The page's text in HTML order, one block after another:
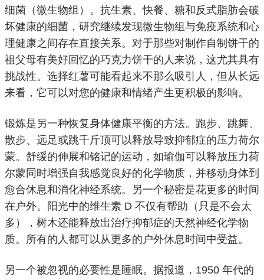
细菌（微生物组）。 抗生素、快餐、糖和反式脂肪会破
坏健康的细菌，研究继续发现微生物组与免疫系统和心
理健康之间存在直接关系。 对于那些对制作自制饼干的
祖父母有美好回忆的巧克力饼干的人来说，这尤其具有
挑战性。 选择红薯可能看起来不那么吸引人，但从长远
来看，它可以对您的健康和情绪产生更积极的影响。
锻炼是另一种恢复身体健康平衡的方法。 跑步、跳舞、
散步、远足或跳千斤顶可以释放导致抑郁症的压力荷尔
蒙。 舒缓的伸展和铭记的运动，如瑜伽可以释放压力荷
尔蒙同时增强自我感觉良好的化学物质，并移动身体到
愈合休息和消化神经系统。 另一个秘密是花更多的时间
在户外。
阳光中的维生素 D 不仅有帮助（只是不会太
多），树木还能释放出治疗抑郁症的天然神经化学物
质。 所有的人都可以从更多的户外休息时间中受益。
另一个被忽视的必要性是睡眠。 据报道，1950 年代的